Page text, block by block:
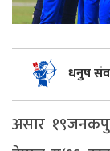
धनुष
असार